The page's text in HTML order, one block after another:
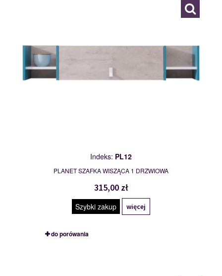
Indeks: PL12
PLANET SZAFKA WISZĄCA 1 DRZWIOWA
315,00 zł
Szybki zakup więcej
do porówania